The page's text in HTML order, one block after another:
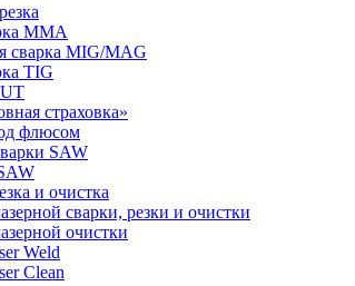
MMA
сварка MIG/MAG
TIG
страховка»
флюсом
SAW
и очистка
сварки, резки и очистки
очистки
Weld
Clean